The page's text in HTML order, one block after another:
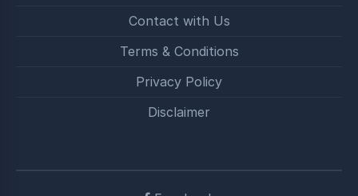
Contact with Us
Terms & Conditions
Privacy Policy
Disclaimer